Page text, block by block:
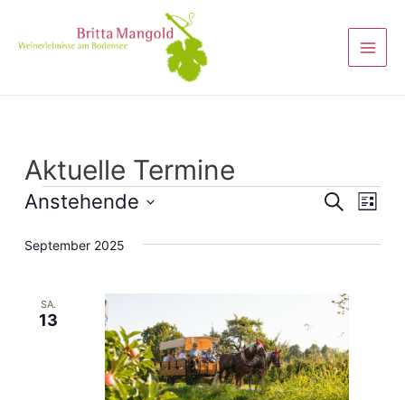
Aktuelle Termine
SucheListe
Anstehende
wählen.
September 2025
SA.
13